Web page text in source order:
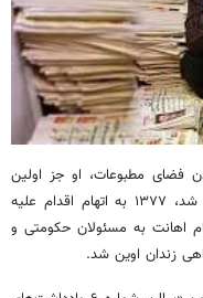
فضای مطبوعات، او جز اولین
نیروهای روزنامه‌نگار و سیاسی بود که بازداشت شد، ۱۳۷۷ به اتهام اقدام علیه
اهانت به مسئولان حکومتی و